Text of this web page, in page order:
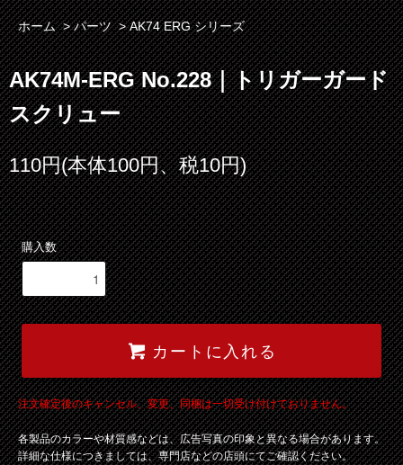
ホーム >パーツ >AK74 ERG シリーズ
AK74M-ERG No.228｜トリガーガード
スクリュー
110円(本体100円、税10円)
購入数
カートに入れる
注文確定後のキャンセル、変更、同梱は一切受け付けておりません。
各製品のカラーや材質感などは、広告写真の印象と異なる場合があります。
詳細な仕様につきましては、専門店などの店頭にてご確認ください。